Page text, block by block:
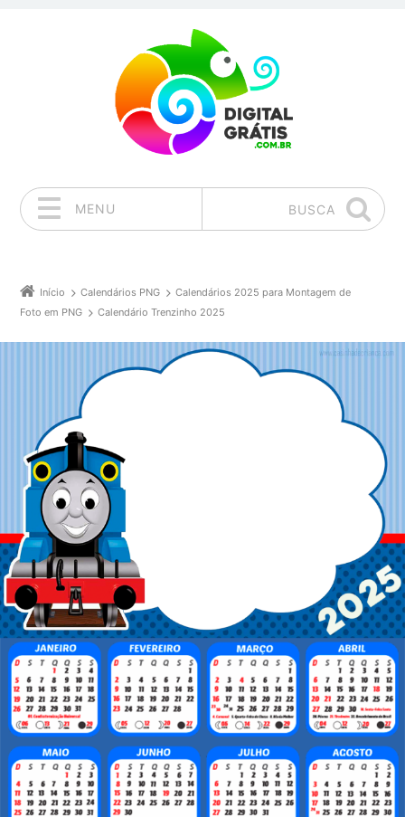
MENU BUSCA
Início Calendários PNG
Calendários 2025 para Montagem de
Foto em PNG
Calendário Trenzinho 2025